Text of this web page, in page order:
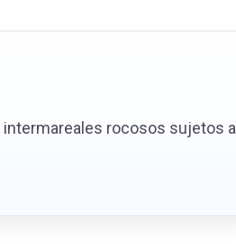
rocosos sujetos a